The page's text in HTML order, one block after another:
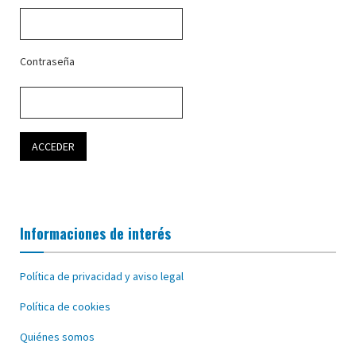
Contraseña
Informaciones de interés
Política de privacidad y aviso legal
Política de cookies
Quiénes somos